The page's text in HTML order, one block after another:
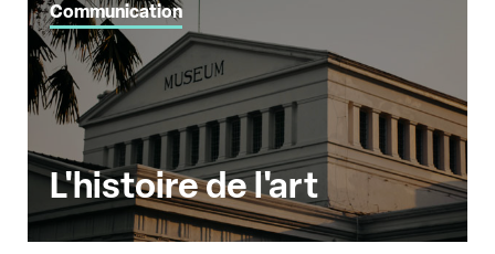
Communication
L'histoire de l'art